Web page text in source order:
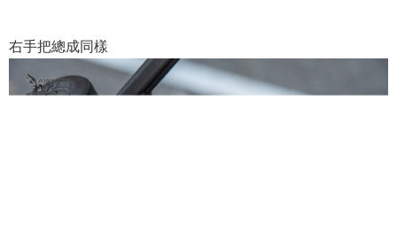
右手把總成同樣